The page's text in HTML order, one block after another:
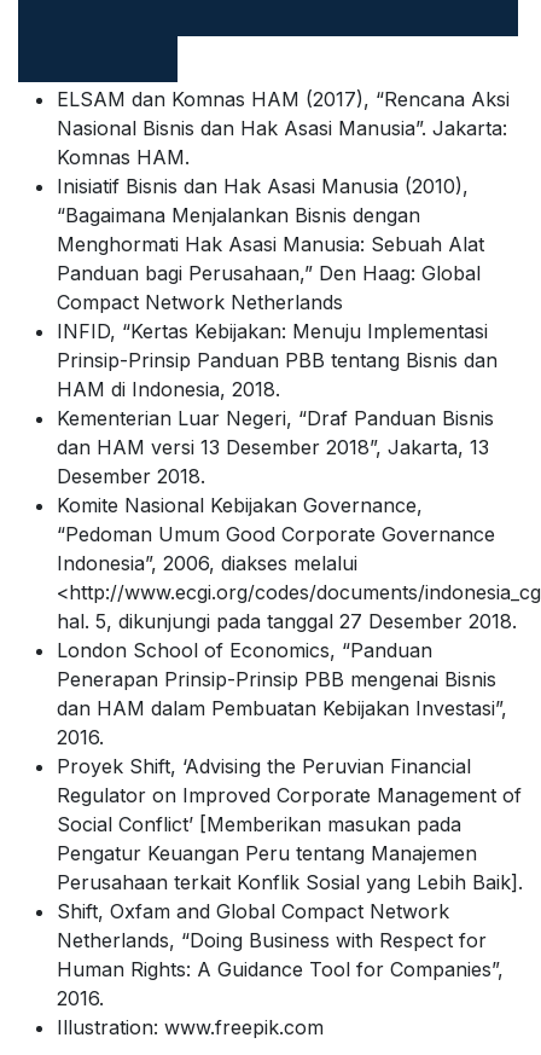
ELSAM dan Komnas HAM (2017), “Rencana Aksi
Nasional Bisnis dan Hak Asasi Manusia”. Jakarta:
Komnas HAM.
Inisiatif Bisnis dan Hak Asasi Manusia (2010),
“Bagaimana Menjalankan Bisnis dengan
Menghormati Hak Asasi Manusia: Sebuah Alat
Panduan bagi Perusahaan,” Den Haag: Global
Compact Network Netherlands
INFID, “Kertas Kebijakan: Menuju Implementasi
Prinsip-Prinsip Panduan PBB tentang Bisnis dan
HAM di Indonesia, 2018.
Kementerian Luar Negeri, “Draf Panduan Bisnis
dan HAM versi 13 Desember 2018”, Jakarta, 13
Desember 2018.
Komite Nasional Kebijakan Governance,
“Pedoman Umum Good Corporate Governance
Indonesia”, 2006, diakses melalui
<http://www.ecgi.org/codes/documents/
hal. 5, dikunjungi pada tanggal 27 Desember 2018.
London School of Economics, “Panduan
Penerapan Prinsip-Prinsip PBB mengenai Bisnis
dan HAM dalam Pembuatan Kebijakan Investasi”,
2016.
Proyek Shift, ‘Advising the Peruvian Financial
Regulator on Improved Corporate Management of
Social Conflict’ [Memberikan masukan pada
Pengatur Keuangan Peru tentang Manajemen
Perusahaan terkait Konflik Sosial yang Lebih Baik].
Shift, Oxfam and Global Compact Network
Netherlands, “Doing Business with Respect for
Human Rights: A Guidance Tool for Companies”,
2016.
Illustration: www.freepik.com